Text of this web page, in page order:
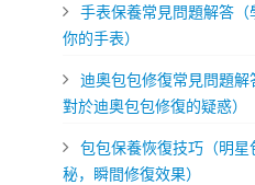
手表保養常見問題解答（
你的手表）
迪奧包包修復常見問題解
對於迪奧包包修復的疑惑）
包包保養恢復技巧（明星
秘，瞬間修復效果）